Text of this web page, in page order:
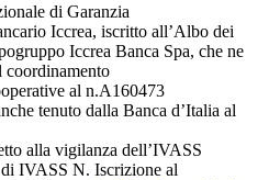
di Garanzia
Iccrea, iscritto all’Albo dei
Iccrea Banca Spa, che ne
coordinamento
al n.A160473
tenuto dalla Banca d’Italia al
alla vigilanza dell’IVASS
IVASS N. Iscrizione al